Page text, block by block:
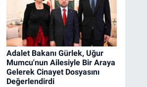
Adalet Bakanı Gürlek, Uğur
Mumcu'nun Ailesiyle Bir Araya
Gelerek Cinayet Dosyasını
Değerlendirdi